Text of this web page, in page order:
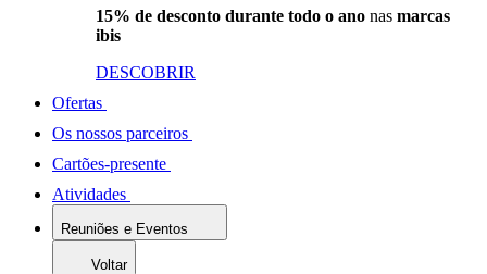
15% de desconto durante todo o ano nas marcas
ibis
DESCOBRIR
Ofertas
Os nossos parceiros
Cartões-presente
Atividades
Reuniões e Eventos
Voltar